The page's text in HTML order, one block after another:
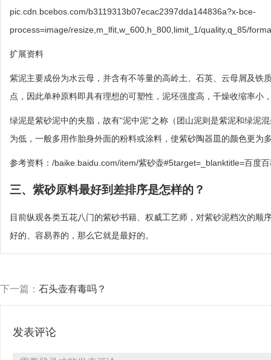
pic.cdn.bcebos.com/b3119313b07ecac2397dda144836a?x-bce-
process=image/resize,m_lfit,w_600,h_800,limit_1/quality,q_85/
扩展资料
紫泥主要成份为水云母，并含有不等量的高岭土、石英、云母屑及
点，因此单种原料即具有理想的可塑性，泥坯强度高，干燥收缩率小
绿泥是紫砂泥中的夹脂，故有“泥中泥”之称（团山泥则是紫泥和绿泥
为低，一般多用作胎身外面的粉料或涂料，使紫砂陶器皿的颜色更为
参考资料：/baike.baidu.com/item/紫砂壶#5target=_blanktitle=百度
三、紫砂原料最好到差排序是怎样的？
目前纵观各类五花八门的紫砂书籍、权威工艺师，对紫砂泥档次的
好的、容易养的，那么它就是最好的。
下一篇： 石头壶有毒吗？
发表评论